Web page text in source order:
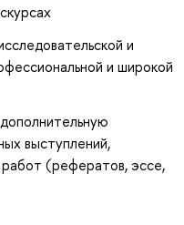
и
и широкой
выступлений,
(рефератов, эссе,